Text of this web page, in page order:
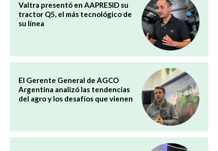
Valtra presentó en AAPRESID su
tractor Q5, el más tecnológico de
su línea
El Gerente General de AGCO
Argentina analizó las tendencias
del agro y los desafíos que vienen